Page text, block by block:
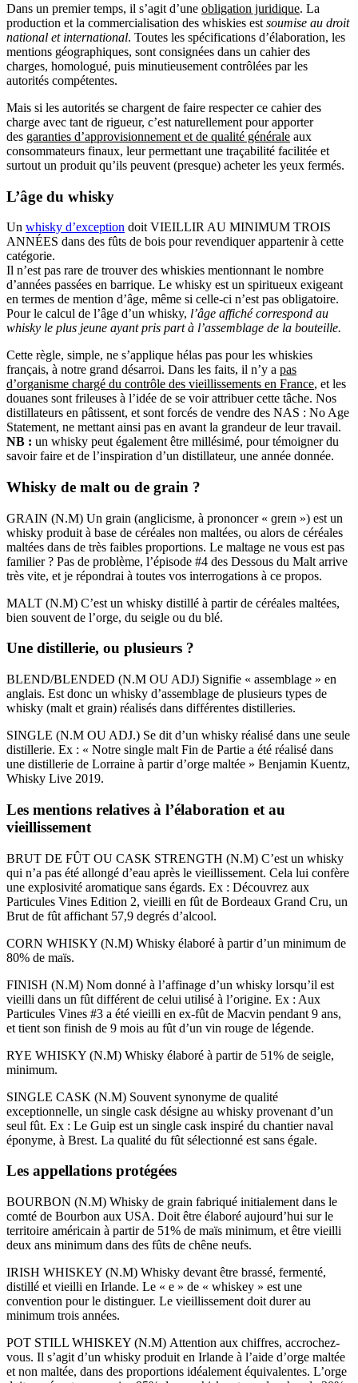
Dans un premier temps, il s’agit d’une obligation juridique. La
production et la commercialisation des whiskies est soumise au droit
national et international. Toutes les spécifications d’élaboration, les
mentions géographiques, sont consignées dans un cahier des
charges, homologué, puis minutieusement contrôlées par les
autorités compétentes.
Mais si les autorités se chargent de faire respecter ce cahier des
charge avec tant de rigueur, c’est naturellement pour apporter
des garanties d’approvisionnement et de qualité générale aux
consommateurs finaux, leur permettant une traçabilité facilitée et
surtout un produit qu’ils peuvent (presque) acheter les yeux fermés.
L’âge du whisky
Un whisky d’exception doit VIEILLIR AU MINIMUM TROIS
ANNÉES dans des fûts de bois pour revendiquer appartenir à cette
catégorie.
Il n’est pas rare de trouver des whiskies mentionnant le nombre
d’années passées en barrique. Le whisky est un spiritueux exigeant
en termes de mention d’âge, même si celle-ci n’est pas obligatoire.
Pour le calcul de l’âge d’un whisky, l’âge affiché correspond au
whisky le plus jeune ayant pris part à l’assemblage de la bouteille.
Cette règle, simple, ne s’applique hélas pas pour les whiskies
français, à notre grand désarroi. Dans les faits, il n’y a pas
d’organisme chargé du contrôle des vieillissements en France, et les
douanes sont frileuses à l’idée de se voir attribuer cette tâche. Nos
distillateurs en pâtissent, et sont forcés de vendre des NAS : No Age
Statement, ne mettant ainsi pas en avant la grandeur de leur travail.
NB : un whisky peut également être millésimé, pour témoigner du
savoir faire et de l’inspiration d’un distillateur, une année donnée.
Whisky de malt ou de grain ?
GRAIN (N.M) Un grain (anglicisme, à prononcer « ɡreɪn ») est un
whisky produit à base de céréales non maltées, ou alors de céréales
maltées dans de très faibles proportions. Le maltage ne vous est pas
familier ? Pas de problème, l’épisode #4 des Dessous du Malt arrive
très vite, et je répondrai à toutes vos interrogations à ce propos.
MALT (N.M) C’est un whisky distillé à partir de céréales maltées,
bien souvent de l’orge, du seigle ou du blé.
Une distillerie, ou plusieurs ?
BLEND/BLENDED (N.M OU ADJ) Signifie « assemblage » en
anglais. Est donc un whisky d’assemblage de plusieurs types de
whisky (malt et grain) réalisés dans différentes distilleries.
SINGLE (N.M OU ADJ.) Se dit d’un whisky réalisé dans une seule
distillerie. Ex : « Notre single malt Fin de Partie a été réalisé dans
une distillerie de Lorraine à partir d’orge maltée » Benjamin Kuentz,
Whisky Live 2019.
Les mentions relatives à l’élaboration et au
vieillissement
BRUT DE FÛT OU CASK STRENGTH (N.M) C’est un whisky
qui n’a pas été allongé d’eau après le vieillissement. Cela lui confère
une explosivité aromatique sans égards. Ex : Découvrez aux
Particules Vines Edition 2, vieilli en fût de Bordeaux Grand Cru, un
Brut de fût affichant 57,9 degrés d’alcool.
CORN WHISKY (N.M) Whisky élaboré à partir d’un minimum de
80% de maïs.
FINISH (N.M) Nom donné à l’affinage d’un whisky lorsqu’il est
vieilli dans un fût différent de celui utilisé à l’origine. Ex : Aux
Particules Vines #3 a été vieilli en ex-fût de Macvin pendant 9 ans,
et tient son finish de 9 mois au fût d’un vin rouge de légende.
RYE WHISKY (N.M) Whisky élaboré à partir de 51% de seigle,
minimum.
SINGLE CASK (N.M) Souvent synonyme de qualité
exceptionnelle, un single cask désigne au whisky provenant d’un
seul fût. Ex : Le Guip est un single cask inspiré du chantier naval
éponyme, à Brest. La qualité du fût sélectionné est sans égale.
Les appellations protégées
BOURBON (N.M) Whisky de grain fabriqué initialement dans le
comté de Bourbon aux USA. Doit être élaboré aujourd’hui sur le
territoire américain à partir de 51% de maïs minimum, et être vieilli
deux ans minimum dans des fûts de chêne neufs.
IRISH WHISKEY (N.M) Whisky devant être brassé, fermenté,
distillé et vieilli en Irlande. Le « e » de « whiskey » est une
convention pour le distinguer. Le vieillissement doit durer au
minimum trois années.
POT STILL WHISKEY (N.M) Attention aux chiffres, accrochez-
vous. Il s’agit d’un whisky produit en Irlande à l’aide d’orge maltée
et non maltée, dans des proportions idéalement équivalentes. L’orge